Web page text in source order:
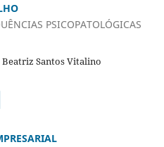
PSICOPATOLÓGICAS
Beatriz Santos Vitalino